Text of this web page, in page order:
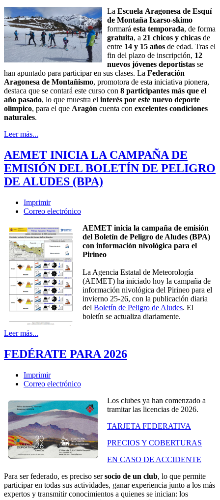
La Escuela Aragonesa de Esquí
de Montaña Ixarso-skimo
formará esta temporada, de forma
gratuita, a 21 chicos y chicas de
entre 14 y 15 años de edad. Tras el
fin del plazo de inscripción, 12
nuevos jóvenes deportistas se
han apuntado para participar en sus clases. La Federación
Aragonesa de Montañismo, promotora de esta iniciativa pionera,
destaca que se contará este curso con 8 participantes más que el
año pasado, lo que muestra el interés por este nuevo deporte
olímpico, para el que Aragón cuenta con excelentes condiciones
naturales.
Leer más...
AEMET INICIA LA CAMPAÑA DE
EMISIÓN DEL BOLETÍN DE PELIGRO
DE ALUDES (BPA)
Imprimir
Correo electrónico
AEMET inicia la campaña de emisión
del Boletín de Peligro de Aludes (BPA)
con información nivológica para el
Pirineo
La Agencia Estatal de Meteorología
(AEMET) ha iniciado hoy la campaña de
información nivológica del Pirineo para el
invierno 25-26, con la publicación diaria
del Boletín de Peligro de Aludes. El
boletín se actualiza diariamente.
Leer más...
FEDÉRATE PARA 2026
Imprimir
Correo electrónico
Los clubes ya han comenzado a
tramitar las licencias de 2026.
TARJETA FEDERATIVA
PRECIOS Y COBERTURAS
EN CASO DE ACCIDENTE
Para ser federado, es preciso sersocio de un club, lo que permite
participar en todas sus actividades, ganar experiencia junto a los más
expertos y transmitir conocimientos a quienes se inician: los